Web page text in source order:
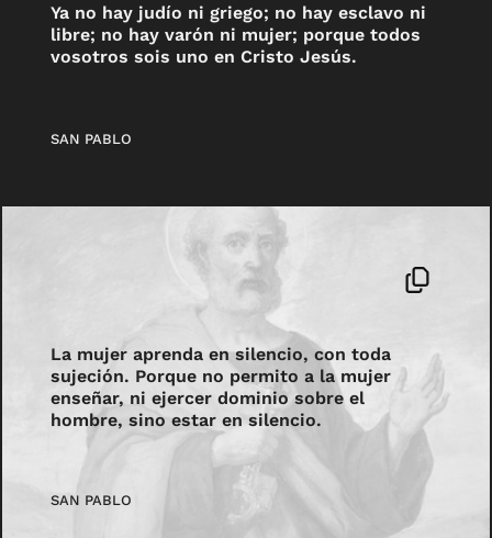
Ya no hay judío ni griego; no hay esclavo ni
libre; no hay varón ni mujer; porque todos
vosotros sois uno en Cristo Jesús.
SAN PABLO
La mujer aprenda en silencio, con toda
sujeción. Porque no permito a la mujer
enseñar, ni ejercer dominio sobre el
hombre, sino estar en silencio.
SAN PABLO